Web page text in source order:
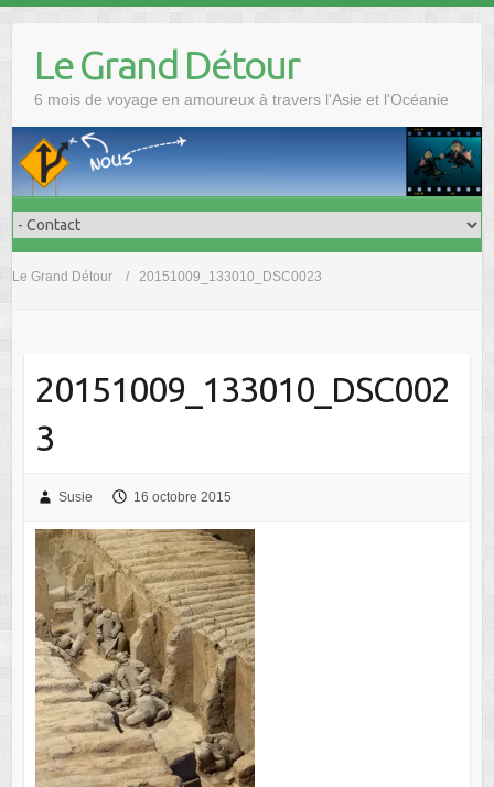
Le Grand Détour
6 mois de voyage en amoureux à travers l'Asie et l'Océanie
Le Grand Détour 20151009_133010_DSC0023
20151009_133010_DSC002
3
Susie 16 octobre 2015